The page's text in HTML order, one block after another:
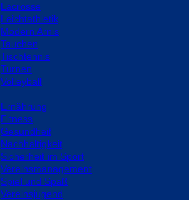
Lacrosse
Leichtathletik
Modern Arnis
Tauchen
Tischtennis
Turnen
Volleyball
Ernährung
Fitness
Gesundheit
Nachhaltigkeit
Sicherheit im Sport
Vereinsmanagement
Spiel und Spaß
Vereinsjugend